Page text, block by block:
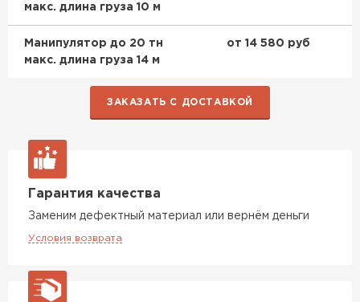
макс. длина груза 10 м
Манипулятор до 20 тн
макс. длина груза 14 м
от 14 580 руб
ЗАКАЗАТЬ С ДОСТАВКОЙ
Гарантия качества
Заменим дефектный материал или вернём деньги
Условия возврата